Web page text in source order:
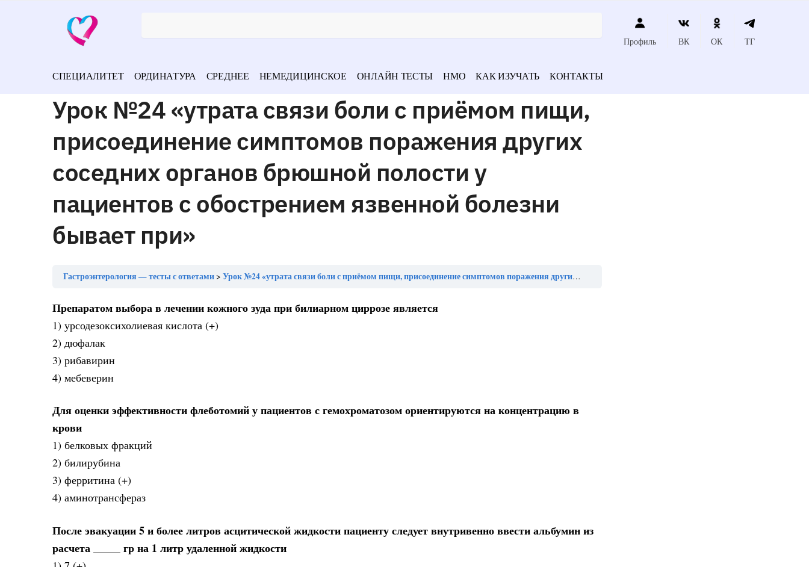
Профиль ВК ОК ТГ
СПЕЦИАЛИТЕТ ОРДИНАТУРА СРЕДНЕЕ НЕМЕДИЦИНСКОЕ ОНЛАЙН ТЕСТЫ НМО КАК ИЗУЧАТЬ КОНТАКТЫ
Урок №24 «утрата связи боли с приёмом пищи,
присоединение симптомов поражения других
соседних органов брюшной полости у
пациентов с обострением язвенной болезни
бывает при»
Гастроэнтерология — тесты с ответами Урок №24 «утрата связи боли с приёмом пищи, присоединение симптомов поражения других соседних органов брюшной полости у пациентов с обострением язвенной болезни бывает при»
Препаратом выбора в лечении кожного зуда при билиарном циррозе является
1) урсодезоксихолиевая кислота (+)
2) дюфалак
3) рибавирин
4) мебеверин
Для оценки эффективности флеботомий у пациентов с гемохроматозом ориентируются на концентрацию в
крови
1) белковых фракций
2) билирубина
3) ферритина (+)
4) аминотрансфераз
После эвакуации 5 и более литров асцитической жидкости пациенту следует внутривенно ввести альбумин из
расчета _____ гр на 1 литр удаленной жидкости